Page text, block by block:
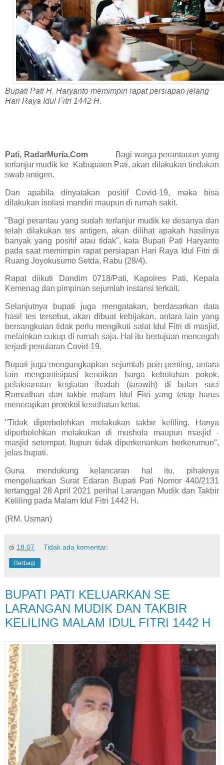
Bupati Pati H. Haryanto memimpin rapat persiapan jelang
Hari Raya Idul Fitri 1442 H.
Pati, RadarMuria.Com
Bagi warga perantauan yang
terlanjur mudik ke Kabupaten Pati, akan dilakukan tindakan
swab antigen.
Dan apabila dinyatakan positif Covid-19, maka bisa
dilakukan isolasi mandiri maupun di rumah sakit.
"Bagi perantau yang sudah terlanjur mudik ke desanya dan
telah dilakukan tes antigen, akan dilihat apakah hasilnya
banyak yang positif atau tidak", kata Bupati Pati Haryanto
pada saat memimpin rapat persiapan Hari Raya Idul Fitri di
Ruang Joyokusumo Setda, Rabu (28/4).
Rapat diikuti Dandim 0718/Pati, Kapolres Pati, Kepala
Kemenag dan pimpinan sejumlah instansi terkait.
Selanjutnya bupati juga mengatakan, berdasarkan data
hasil tes tersebut, akan dibuat kebijakan, antara lain yang
bersangkutan tidak perlu mengikuti salat Idul Fitri di masjid,
melainkan cukup di rumah saja. Hal itu bertujuan mencegah
terjadi penularan Covid-19.
Bupati juga mengungkapkan sejumlah poin penting, antara
lain mengantisipasi kenaikan harga kebutuhan pokok,
pelaksanaan kegiatan ibadah (tarawih) di bulan suci
Ramadhan dan takbir malam Idul Fitri yang tetap harus
menerapkan protokol kesehatan ketat.
"Tidak diperbolehkan melakukan takbir keliling. Hanya
diperbolehkan melakukan di mushola maupun masjid -
masjid setempat. Itupun tidak diperkenankan berkerumun",
jelas bupati.
Guna mendukung kelancaran hal itu, pihaknya
mengeluarkan Surat Edaran Bupati Pati Nomor 440/2131
tertanggal 28 April 2021 perihal Larangan Mudik dan Takbir
Keliling pada Malam Idul Fitri 1442 H.
(RM. Usman)
di 18.07 Tidak ada komentar:
Berbagi
BUPATI PATI KELUARKAN SE
LARANGAN MUDIK DAN TAKBIR
KELILING MALAM IDUL FITRI 1442 H